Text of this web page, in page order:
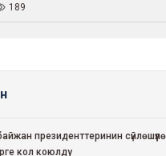
189
президенттеринин
кол коюлду